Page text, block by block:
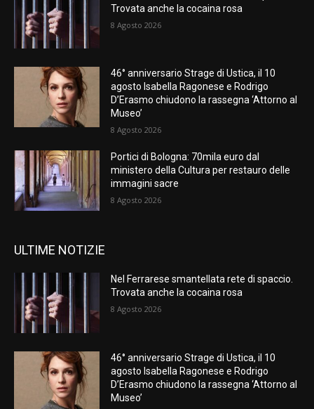
Trovata anche la cocaina rosa
8 Agosto 2026
46° anniversario Strage di Ustica, il 10
agosto Isabella Ragonese e Rodrigo
D’Erasmo chiudono la rassegna ‘Attorno al
Museo’
8 Agosto 2026
Portici di Bologna: 70mila euro dal
ministero della Cultura per restauro delle
immagini sacre
8 Agosto 2026
ULTIME NOTIZIE
Nel Ferrarese smantellata rete di spaccio.
Trovata anche la cocaina rosa
8 Agosto 2026
46° anniversario Strage di Ustica, il 10
agosto Isabella Ragonese e Rodrigo
D’Erasmo chiudono la rassegna ‘Attorno al
Museo’